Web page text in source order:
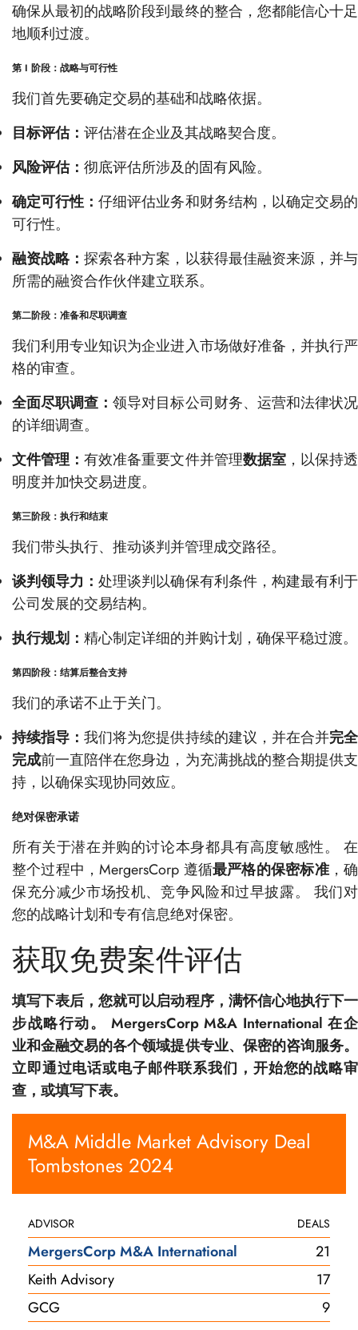
确保从最初的战略阶段到最终的整合，您都能信心十足
地顺利过渡。
第 I 阶段：战略与可行性
我们首先要确定交易的基础和战略依据。
目标评估： 评估潜在企业及其战略契合度。
风险评估： 彻底评估所涉及的固有风险。
确定可行性：仔细评估业务和财务结构，以确定交易的
可行性。
融资战略：探索各种方案，以获得最佳融资来源，并与
所需的融资合作伙伴建立联系。
第二阶段：准备和尽职调查
我们利用专业知识为企业进入市场做好准备，并执行严
格的审查。
全面尽职调查：领导对目标公司财务、运营和法律状况
的详细调查。
文件管理：有效准备重要文件并管理数据室，以保持透
明度并加快交易进度。
第三阶段：执行和结束
我们带头执行、推动谈判并管理成交路径。
谈判领导力：处理谈判以确保有利条件，构建最有利于
公司发展的交易结构。
执行规划： 精心制定详细的并购计划，确保平稳过渡。
第四阶段：结算后整合支持
我们的承诺不止于关门。
持续指导：我们将为您提供持续的建议，并在合并完全
完成前一直陪伴在您身边，为充满挑战的整合期提供支
持，以确保实现协同效应。
绝对保密承诺
所有关于潜在并购的讨论本身都具有高度敏感性。 在
整个过程中，MergersCorp 遵循最严格的保密标准，确
保充分减少市场投机、竞争风险和过早披露。 我们对
您的战略计划和专有信息绝对保密。
获取免费案件评估
填写下表后，您就可以启动程序，满怀信心地执行下一
步战略行动。 MergersCorp M&A International 在企
业和金融交易的各个领域提供专业、保密的咨询服务。
立即通过电话或电子邮件联系我们，开始您的战略审
查，或填写下表。
M&A Middle Market Advisory Deal
Tombstones 2024
ADVISOR DEALS
MergersCorp M&A International
21
Keith Advisory
17
GCG
9